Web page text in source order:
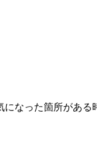
なった箇所があ